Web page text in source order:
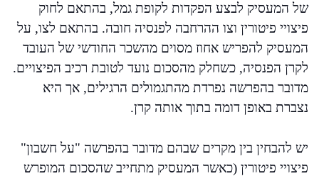
של המעסיק לבצע הפקדות לקופת גמל, בהתאם לחוק
פיצויי פיטורין וצו ההרחבה לפנסיה חובה. בהתאם לצו, על
המעסיק להפריש אחוז מסוים מהשכר החודשי של העובד
לקרן הפנסיה, כשחלק מהסכום נועד לטובת רכיב הפיצויים.
מדובר בהפרשה נפרדת מהתגמולים הרגילים, אך היא
נצברת באופן דומה בתוך אותה קרן.
יש להבחין בין מקרים שבהם מדובר בהפרשה "על חשבון"
פיצויי פיטורין (כאשר המעסיק מתחייב שהסכום המופרש